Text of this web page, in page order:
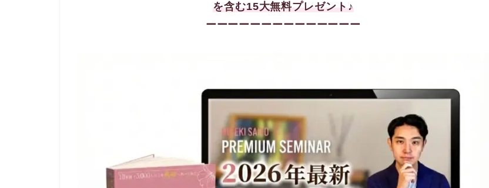
を含む15大無料プレゼント♪
ーーーーーーーーーーーーーー